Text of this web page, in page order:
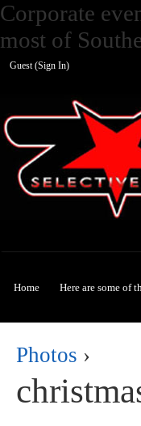
Corporate
most of
Guest (Sign In)
Selective
Home Here are some of
Photos ›